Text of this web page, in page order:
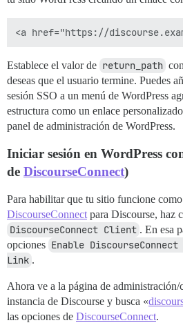
Establece el valor de return_path
deseas que el usuario termine. Puedes
sesión SSO a un menú de WordPress
estructura como un enlace
panel de administración de WordPress.
Iniciar sesión en WordPress
de DiscourseConnect)
Para habilitar que tu sitio funcione
DiscourseConnect para Discourse, haz
DiscourseConnect Client . En esa
opciones Enable
Link .
Ahora ve a la página de
instancia de Discourse y busca «
las opciones de DiscourseConnect.